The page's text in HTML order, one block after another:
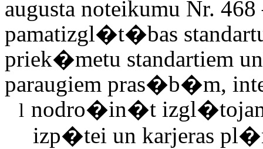
augusta noteikumu Nr.
pamatizgl�t�bas
priek�metu standartiem
paraugiem pras�b�m,
l nodro�in�t
izp�tei un karjeras